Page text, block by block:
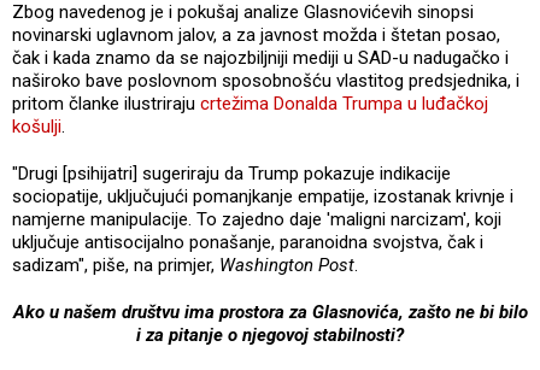
Zbog navedenog je i pokušaj analize Glasnovićevih sinopsi
novinarski uglavnom jalov, a za javnost možda i štetan posao,
čak i kada znamo da se najozbiljniji mediji u SAD-u nadugačko i
naširoko bave poslovnom sposobnošću vlastitog predsjednika, i
pritom članke ilustriraju crtežima Donalda Trumpa u luđačkoj
košulji.
"Drugi [psihijatri] sugeriraju da Trump pokazuje indikacije
sociopatije, uključujući pomanjkanje empatije, izostanak krivnje i
namjerne manipulacije. To zajedno daje 'maligni narcizam', koji
uključuje antisocijalno ponašanje, paranoidna svojstva, čak i
sadizam", piše, na primjer, Washington Post.
Ako u našem društvu ima prostora za Glasnovića, zašto ne bi bilo
i za pitanje o njegovoj stabilnosti?